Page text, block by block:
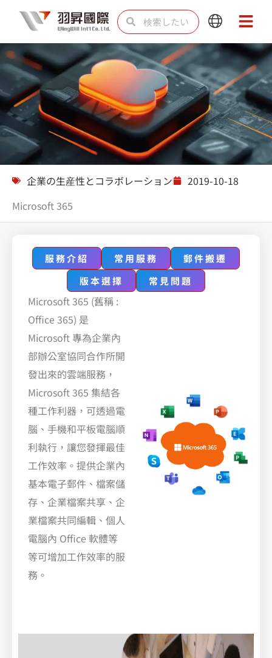
を
ス
キ
プ
検
索 索
Main
Menu
Main
Menu
ソリューション
企業の生産性とコラボレーション
2019-10-18
Microsoft 365
服務介紹 常用服務
郵件搬遷
版本選擇
常見問題
Microsoft 365 (舊稱 :
Office 365) 是
Microsoft 專為企業內
部辦公室協同合作所開
發出來的雲端服務，
Microsoft 365 集結各
種工作利器，可透過電
腦、手機和平板電腦順
利執行，讓您發揮最佳
工作效率。提供企業內
基本電子郵件、檔案儲
存、企業檔案共享、企
業檔案共同編輯、個人
電腦內 Office 軟體等
等可增加工作效率的服
務。